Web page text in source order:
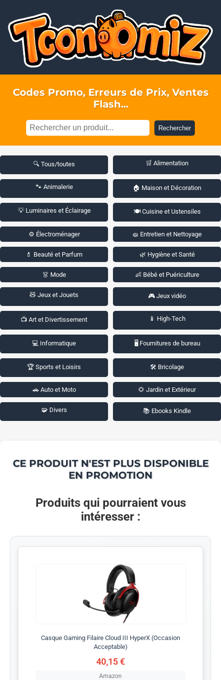
Codes Promo, Erreurs de Prix, Ventes
Flash...
Rechercher
🔍 Tous/toutes 🛒 Alimentation
🐾 Animalerie 🏠 Maison et Décoration
💡 Luminaires et Éclairage 🍽️ Cuisine et Ustensiles
⚙️ Électroménager 🧽 Entretien et Nettoyage
💄 Beauté et Parfum 🌿 Hygiène et Santé
👗 Mode 👶 Bébé et Puériculture
🧸 Jeux et Jouets 🎮 Jeux vidéo
📺 Art et Divertissement 📱 High-Tech
💻 Informatique 🖥️ Fournitures de bureau
🏆 Sports et Loisirs 🛠️ Bricolage
🚗 Auto et Moto 🌻 Jardin et Extérieur
🧩 Divers 📚 Ebooks Kindle
CE PRODUIT N'EST PLUS DISPONIBLE
EN PROMOTION
Produits qui pourraient vous
intéresser :
Casque Gaming Filaire Cloud III HyperX (Occasion
Acceptable)
40,15 €
Amazon